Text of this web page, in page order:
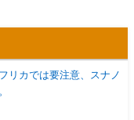
リカでは要注意、スナノ